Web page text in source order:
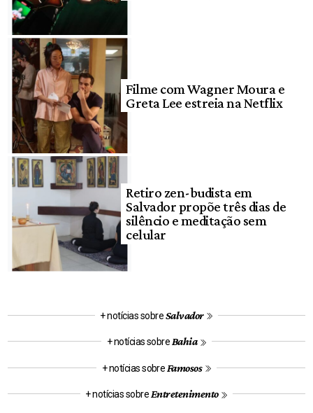
Filme com Wagner Moura e
Greta Lee estreia na Netflix
Retiro zen-budista em
Salvador propõe três dias de
silêncio e meditação sem
celular
+ notícias sobreSalvador
+ notícias sobre Bahia
+ notícias sobre Famosos
+ notícias sobre Entretenimento